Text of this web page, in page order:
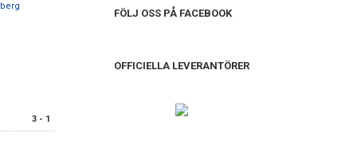
3 - 1
FÖLJ OSS PÅ FACEBOOK
OFFICIELLA LEVERANTÖRER